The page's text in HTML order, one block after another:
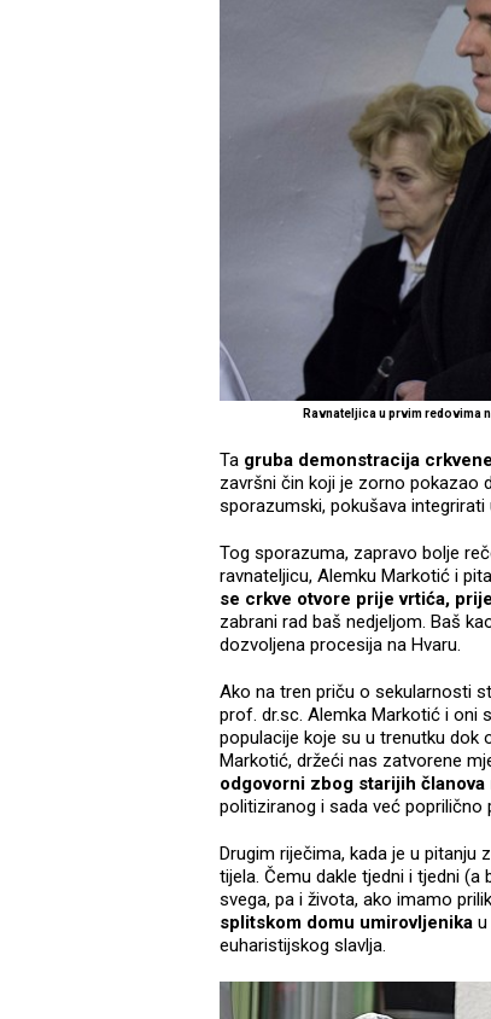
Ravnateljica u prvim redovima
Ta gruba demonstracija
završni čin koji je zorno pokazao
sporazumski, pokušava
Tog sporazuma, zapravo bolje
ravnateljicu, Alemku Markotić i
se crkve otvore prije vrtića,
zabrani rad baš nedjeljom. Baš
dozvoljena procesija na Hvaru.
Ako na tren priču o sekularnosti
prof. dr.sc. Alemka Markotić i oni
populacije koje su u trenutku dok
Markotić, držeći nas zatvorene
odgovorni zbog starijih
politiziranog i sada već poprilično
Drugim riječima, kada je u
tijela. Čemu dakle tjedni i tjedni (a
svega, pa i života, ako imamo
splitskom domu umirovljenika u
euharistijskog slavlja.